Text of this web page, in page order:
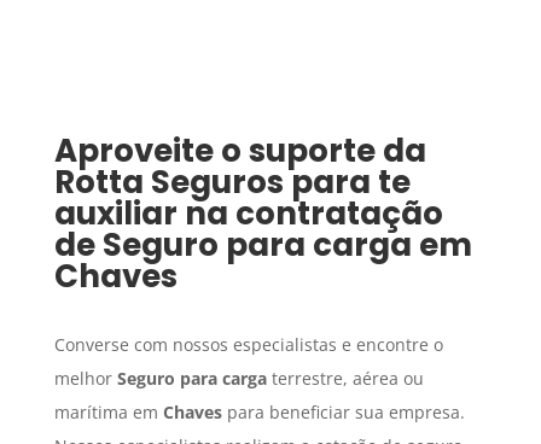
Aproveite o suporte da
Rotta Seguros para te
auxiliar na contratação
deSeguro para carga em
Chaves
Converse com nossos especialistas e encontre o
melhor Seguro para cargaterrestre, aérea ou
marítima em Chavespara beneficiar sua empresa.